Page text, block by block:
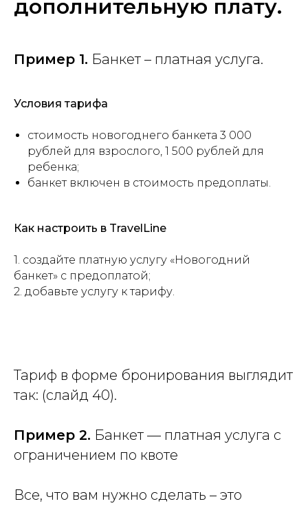
дополнительную плату.
Пример 1. Банкет – платная услуга.
Условия тарифа
стоимость новогоднего банкета 3 000
рублей для взрослого, 1 500 рублей для
ребенка;
банкет включен в стоимость предоплаты.
Как настроить в TravelLine
1. создайте платную услугу «Новогодний
банкет» с предоплатой;
2. добавьте услугу к тарифу.
Тариф в форме бронирования выглядит
так: (слайд 40).
Пример 2. Банкет — платная услуга с
ограничением по квоте
Все, что вам нужно сделать – это